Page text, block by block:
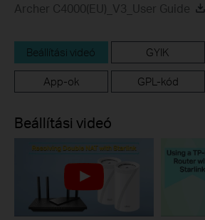
Archer C4000(EU)_V3_User Guide
Beállítási videó GYIK
App-ok GPL-kód
Beállítási videó